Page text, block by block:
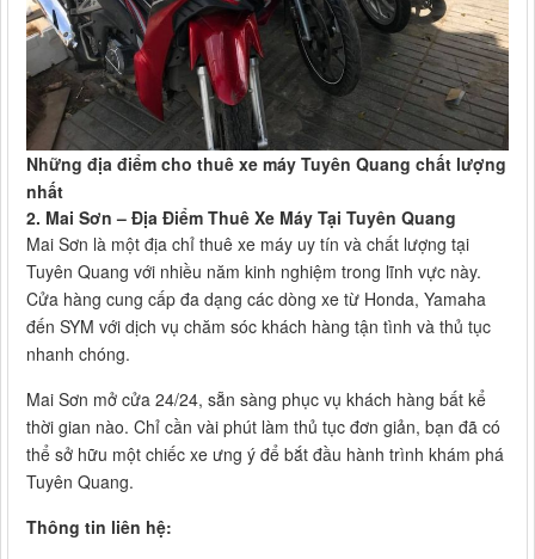
Những địa điểm cho thuê xe máy Tuyên Quang chất lượng
nhất
2. Mai Sơn – Địa Điểm Thuê Xe Máy Tại Tuyên Quang
Mai Sơn là một địa chỉ thuê xe máy uy tín và chất lượng tại
Tuyên Quang với nhiều năm kinh nghiệm trong lĩnh vực này.
Cửa hàng cung cấp đa dạng các dòng xe từ Honda, Yamaha
đến SYM với dịch vụ chăm sóc khách hàng tận tình và thủ tục
nhanh chóng.
Mai Sơn mở cửa 24/24, sẵn sàng phục vụ khách hàng bất kể
thời gian nào. Chỉ cần vài phút làm thủ tục đơn giản, bạn đã có
thể sở hữu một chiếc xe ưng ý để bắt đầu hành trình khám phá
Tuyên Quang.
Thông tin liên hệ: